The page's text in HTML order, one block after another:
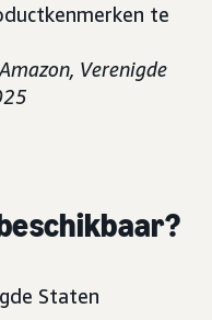
te
Verenigde
Staten